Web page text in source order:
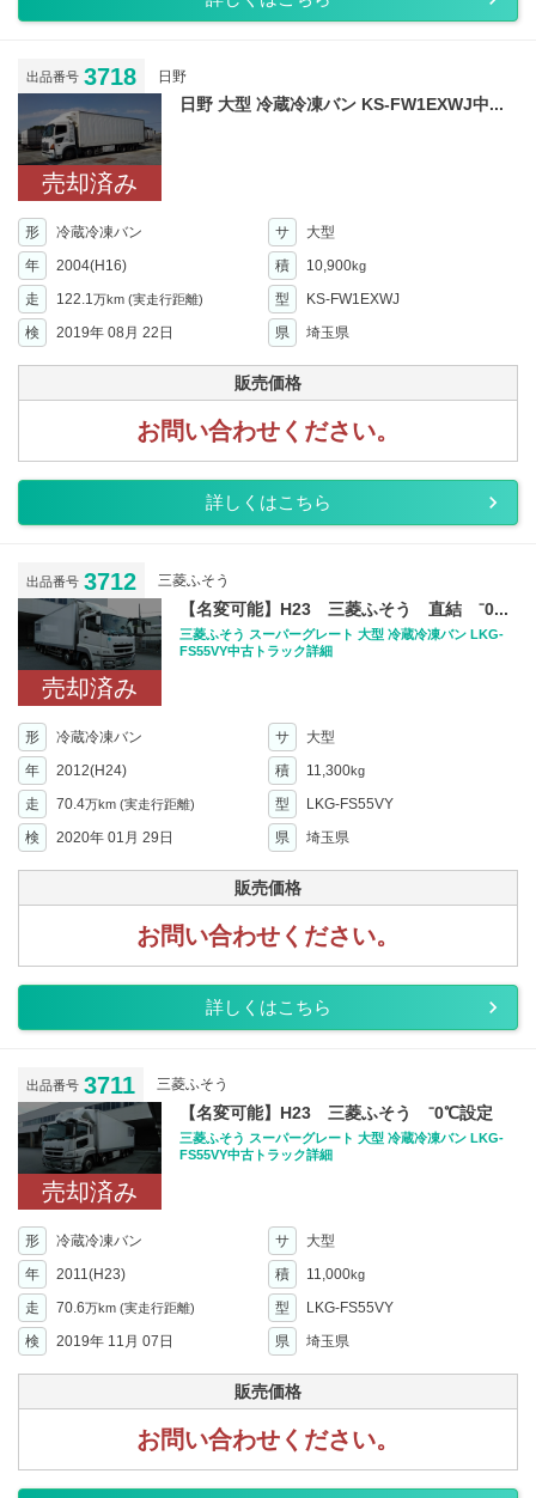
出品番号 3718 日野
売却済み
日野 大型 冷蔵冷凍バン KS-FW1EXWJ中...
形 冷蔵冷凍バン サ
大型
年
2004(H16) 積 10,900kg
走 122.1万km (実走行距離) 型
KS-FW1EXWJ
検
2019年 08月 22日 県 埼玉県
販売価格
お問い合わせください。
詳しくはこちら
出品番号 3712 三菱ふそう
売却済み
【名変可能】H23 三菱ふそう 直結 ⁻0...
三菱ふそう スーパーグレート 大型 冷蔵冷凍バン LKG-
FS55VY中古トラック詳細
形 冷蔵冷凍バン サ
大型
年
2012(H24) 積 11,300kg
走 70.4万km (実走行距離) 型
LKG-FS55VY
検
2020年 01月 29日 県 埼玉県
販売価格
お問い合わせください。
詳しくはこちら
出品番号 3711 三菱ふそう
売却済み
【名変可能】H23 三菱ふそう ⁻0℃設定
三菱ふそう スーパーグレート 大型 冷蔵冷凍バン LKG-
FS55VY中古トラック詳細
形 冷蔵冷凍バン サ
大型
年
2011(H23) 積 11,000kg
走 70.6万km (実走行距離) 型
LKG-FS55VY
検
2019年 11月 07日 県 埼玉県
販売価格
お問い合わせください。